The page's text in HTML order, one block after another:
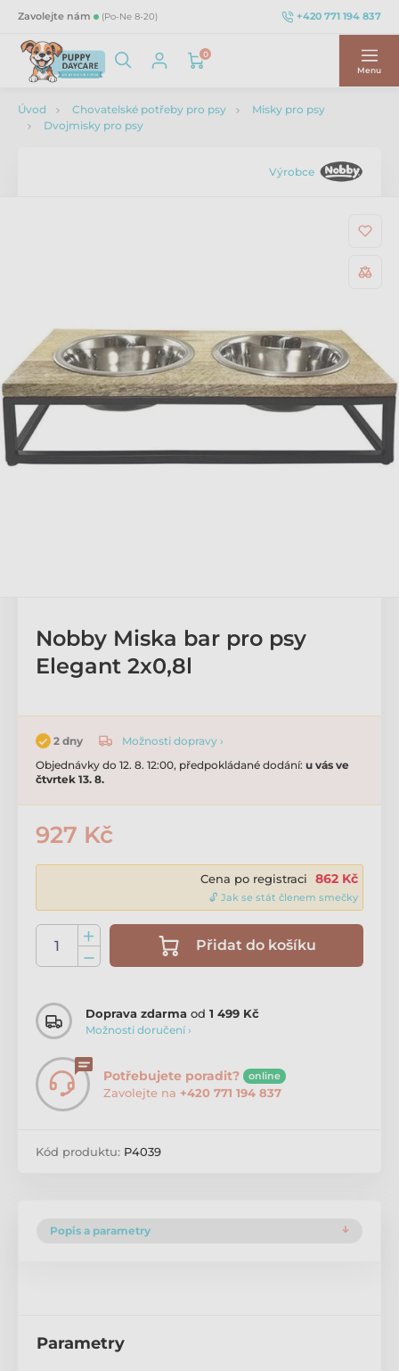
Zavolejte nám (Po-Ne 8-20) +420 771 194 837
0
Menu
Úvod Chovatelské potřeby pro psy
Misky pro psy
Dvojmisky pro psy
Výrobce
Nobby Miska bar pro psy
Elegant 2x0,8l
2 dny
Možnosti dopravy ›
Objednávky do 12. 8. 12:00, předpokládané dodání: u vás ve
čtvrtek 13. 8.
927 Kč
Cena po registraci 862 Kč
🔓 Jak se stát členem smečky
Přidat do košíku
Doprava zdarma od 1 499 Kč
Možnosti doručení ›
Potřebujete poradit? online
Zavolejte na +420 771 194 837
Kód produktu: P4039
Popis a parametry
Parametry